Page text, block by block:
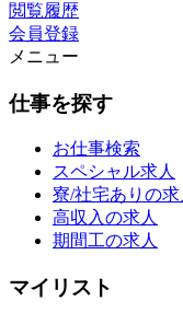
閲覧履歴
会員登録
メニュー
仕事を探す
お仕事検索
スペシャル求人
寮/社宅ありの求
高収入の求人
期間工の求人
マイリスト